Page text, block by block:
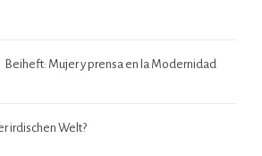
Beiheft: Mujer y prensa en la Modernidad
irdischen Welt?